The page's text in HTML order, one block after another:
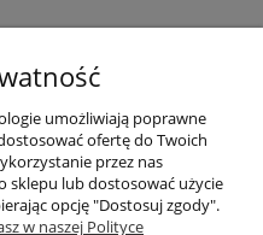
umożliwiają poprawne
ofertę do Twoich
przez nas
sklepu lub dostosować użycie
opcję "Dostosuj zgody".
w naszej Polityce